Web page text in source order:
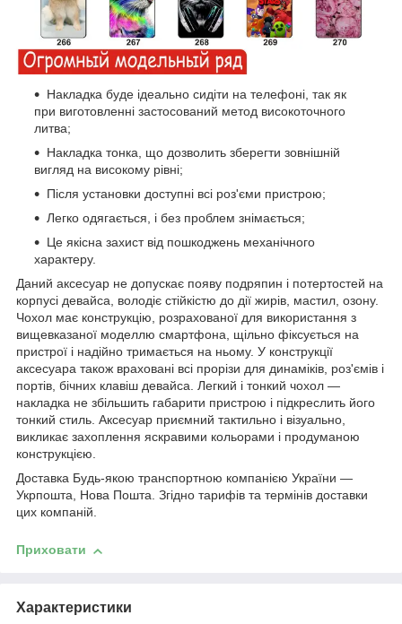
Накладка буде ідеально сидіти на телефоні, так як
при виготовленні застосований метод високоточного
литва;
Накладка тонка, що дозволить зберегти зовнішній
вигляд на високому рівні;
Після установки доступні всі роз'єми пристрою;
Легко одягається, і без проблем знімається;
Це якісна захист від пошкоджень механічного
характеру.
Даний аксесуар не допускає появу подряпин і потертостей на
корпусі девайса, володіє стійкістю до дії жирів, мастил, озону.
Чохол має конструкцію, розрахованої для використання з
вищевказаної моделлю смартфона, щільно фіксується на
пристрої і надійно тримається на ньому. У конструкції
аксесуара також враховані всі прорізи для динаміків, роз'ємів і
портів, бічних клавіш девайса. Легкий і тонкий чохол ―
накладка не збільшить габарити пристрою і підкреслить його
тонкий стиль. Аксесуар приємний тактильно і візуально,
викликає захоплення яскравими кольорами і продуманою
конструкцією.
Доставка Будь-якою транспортною компанією України ―
Укрпошта, Нова Пошта. Згідно тарифів та термінів доставки
цих компаній.
Приховати
Характеристики